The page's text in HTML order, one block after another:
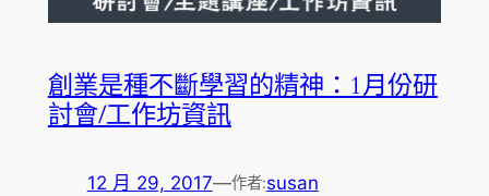
創業是種不斷學習的精神：1月份研
討會/工作坊資訊
12 月 29, 2017—作者:susan